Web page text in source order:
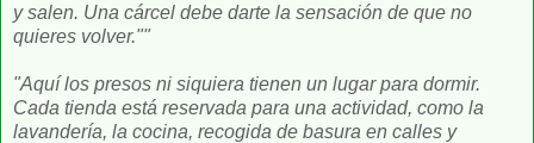
y salen. Una cárcel debe darte la sensación de que no
quieres volver.""
"Aquí los presos ni siquiera tienen un lugar para dormir.
Cada tienda está reservada para una actividad, como la
lavandería, la cocina, recogida de basura en calles y